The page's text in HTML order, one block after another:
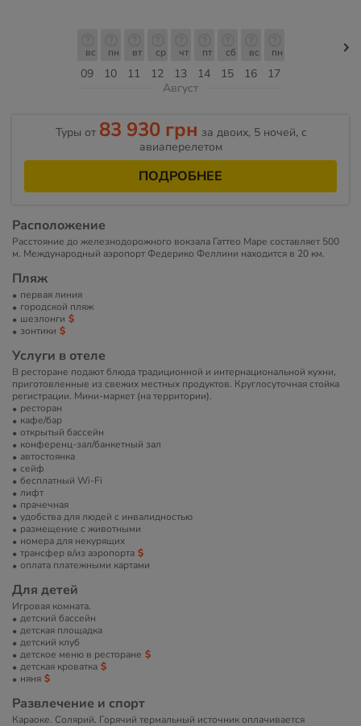
09
вс
10
пн
11
вт
12
ср
13
чт
14
пт
15
сб
16
вс
17
пн
Август
Туры от 83 930 грн за двоих, 5 ночей, c
авиаперелетом
ПОДРОБНЕЕ
Расположение
Расстояние до железнодорожного вокзала Гаттео Маре составляет 500
м. Международный аэропорт Федерико Феллини находится в 20 км.
Пляж
первая линия
городской пляж
шезлонги
зонтики
Услуги в отеле
В ресторане подают блюда традиционной и интернациональной кухни,
приготовленные из свежих местных продуктов. Круглосуточная стойка
регистрации. Мини-маркет (на территории).
ресторан
кафе/бар
открытый бассейн
конференц-зал/банкетный зал
автостоянка
сейф
бесплатный Wi-Fi
лифт
прачечная
удобства для людей с инвалидностью
размещение с животными
номера для некурящих
трансфер в/из аэропорта
оплата платежными картами
Для детей
Игровая комната.
детский бассейн
детская площадка
детский клуб
детское меню в ресторане
детская кроватка
няня
Развлечение и спорт
Караоке. Солярий. Горячий термальный источник оплачивается